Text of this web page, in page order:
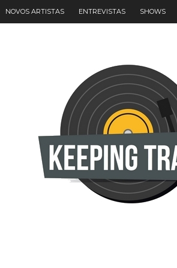
NOVOS ARTISTAS ENTREVISTAS SHOWS